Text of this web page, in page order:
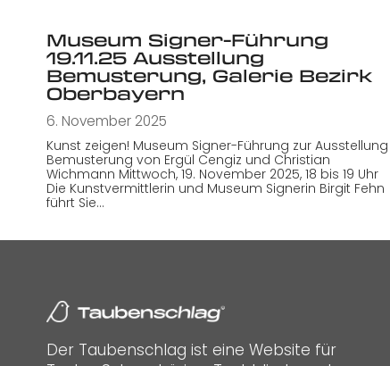
Museum Signer-Führung
19.11.25 Ausstellung
Bemusterung, Galerie Bezirk
Oberbayern
6. November 2025
Kunst zeigen! Museum Signer-Führung zur Ausstellung
Bemusterung von Ergül Cengiz und Christian
Wichmann Mittwoch, 19. November 2025, 18 bis 19 Uhr
Die Kunstvermittlerin und Museum Signerin Birgit Fehn
führt Sie…
Der Taubenschlag ist eine Website für